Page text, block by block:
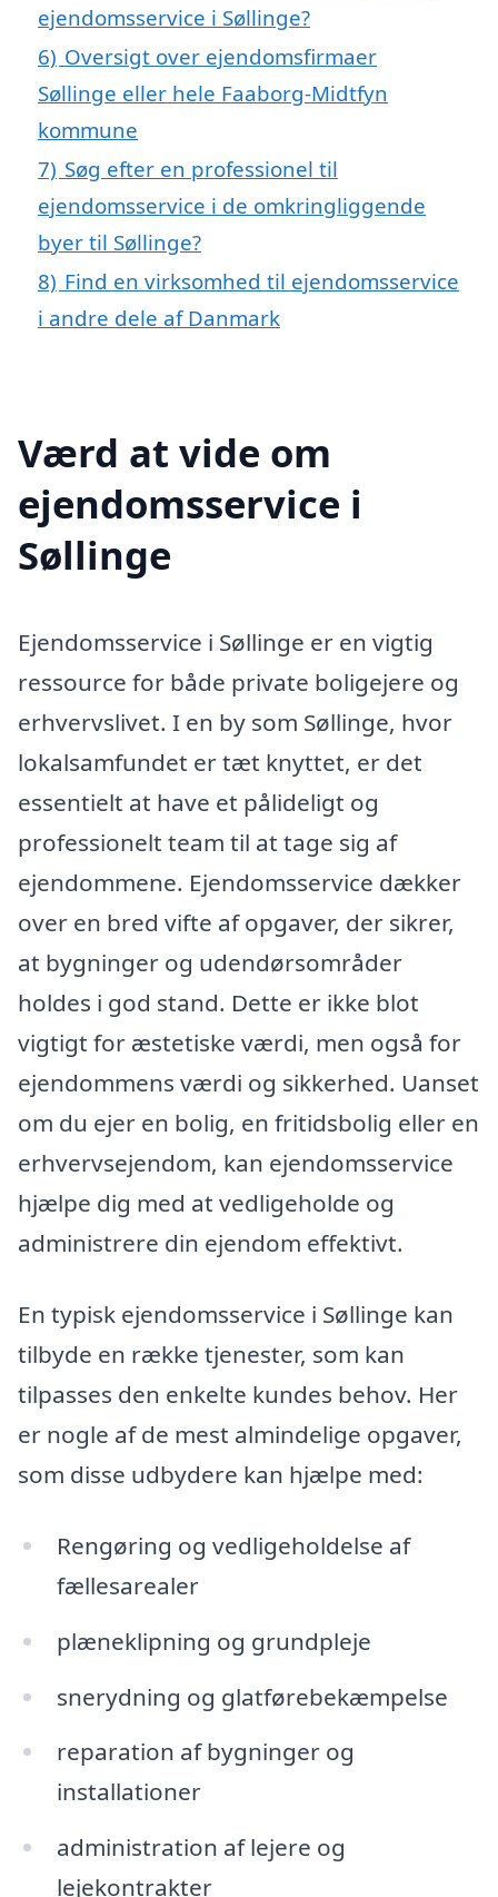
ejendomsservice i Søllinge?
6) Oversigt over ejendomsfirmaer
Søllinge eller hele Faaborg-Midtfyn
kommune
7) Søg efter en professionel til
ejendomsservice i de omkringliggende
byer til Søllinge?
8) Find en virksomhed til ejendomsservice
i andre dele af Danmark
Værd at vide om
ejendomsservice i
Søllinge
Ejendomsservice i Søllinge er en vigtig
ressource for både private boligejere og
erhvervslivet. I en by som Søllinge, hvor
lokalsamfundet er tæt knyttet, er det
essentielt at have et pålideligt og
professionelt team til at tage sig af
ejendommene. Ejendomsservice dækker
over en bred vifte af opgaver, der sikrer,
at bygninger og udendørsområder
holdes i god stand. Dette er ikke blot
vigtigt for æstetiske værdi, men også for
ejendommens værdi og sikkerhed. Uanset
om du ejer en bolig, en fritidsbolig eller en
erhvervsejendom, kan ejendomsservice
hjælpe dig med at vedligeholde og
administrere din ejendom effektivt.
En typisk ejendomsservice i Søllinge kan
tilbyde en række tjenester, som kan
tilpasses den enkelte kundes behov. Her
er nogle af de mest almindelige opgaver,
som disse udbydere kan hjælpe med:
Rengøring og vedligeholdelse af
fællesarealer
plæneklipning og grundpleje
snerydning og glatførebekæmpelse
reparation af bygninger og
installationer
administration af lejere og
lejekontrakter